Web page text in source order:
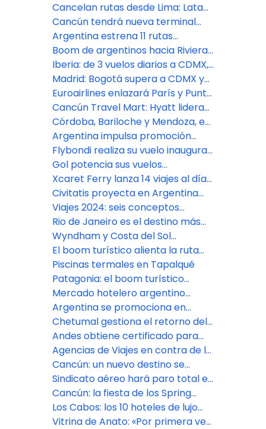
Cancelan rutas desde Lima: Latam
a Tucumán y Sky a Cancún
Cancún tendrá nueva terminal
aérea
Argentina estrena 11 rutas
internacionales en 2026
Boom de argentinos hacia Riviera
Maya y Punta Cana por el dólar
Iberia: de 3 vuelos diarios a CDMX,
40 pasajeros van a Cancún
Madrid: Bogotá supera a CDMX y
Buenos Aires en cifra de pasajeros
Euroairlines enlazará París y Punta
Cana con nuevo vuelo charter
Cancún Travel Mart: Hyatt lidera
eventos sociales en nuevos
hoteles
Córdoba, Bariloche y Mendoza, en
el ‘top’ 5 de tráfico aéreo
argentino
Argentina impulsa promoción
turística vanguardista en sector
gamer
Flybondi realiza su vuelo inaugural
de los vuelos Ushuaia-El Calafate
Gol potencia sus vuelos
internacionales desde cuatro
ciudades de Argentina
Xcaret Ferry lanza 14 viajes al día
de Playa del Carmen a Cozumel
Civitatis proyecta en Argentina
gran movimiento turístico por
carnaval
Viajes 2024: seis conceptos
nuevos que serán tendencia
Rio de Janeiro es el destino más
elegido de los argentinos en el
exterior
Wyndham y Costa del Sol
desembarcan en el aeropuerto
de Lima
El boom turístico alienta la ruta
Montevideo-Bariloche
Piscinas termales en Tapalqué
Patagonia: el boom turístico
alienta la ruta Montevideo-
Bariloche
Mercado hotelero argentino
crece con más lujo en cuatro y
cinco estrellas
Argentina se promociona en
España junto a El Corte Inglés
Chetumal gestiona el retorno del
vuelo de American a Miami
Andes obtiene certificado para
volver a operar regularmente
Agencias de Viajes en contra de la
implementación del NDC
Cancún: un nuevo destino se
diferencia como “libre de sargazo»
Sindicato aéreo hará paro total en
el inicio de Semana Santa
Cancún: la fiesta de los Spring
breakers casi llega a Semana
Santa
Los Cabos: los 10 hoteles de lujo
que ultiman su estreno
Vitrina de Anato: «Por primera vez